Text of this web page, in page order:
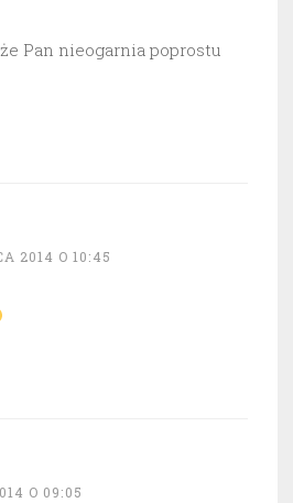
Pan nieogarnia poprostu
2014 O 10:45
O 09:05